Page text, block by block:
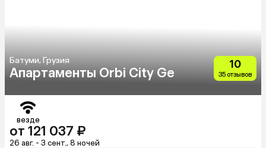
Батуми, Грузия
Апартаменты Orbi City Ge
10
35 отзывов
везде
от 121 037 ₽
26 авг. - 3 сент., 8 ночей